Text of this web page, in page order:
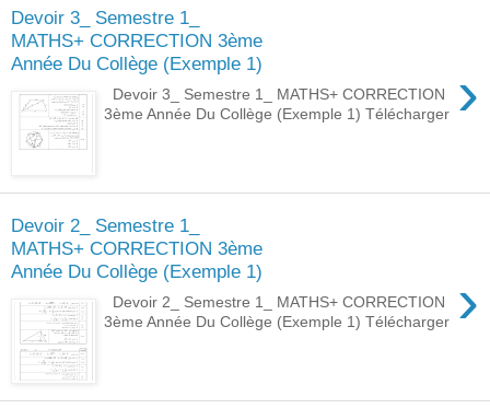
Devoir 3_ Semestre 1_
MATHS+ CORRECTION 3ème
Année Du Collège (Exemple 1)
›
Devoir 3_ Semestre 1_ MATHS+ CORRECTION
3ème Année Du Collège (Exemple 1) Télécharger
Devoir 2_ Semestre 1_
MATHS+ CORRECTION 3ème
Année Du Collège (Exemple 1)
›
Devoir 2_ Semestre 1_ MATHS+ CORRECTION
3ème Année Du Collège (Exemple 1) Télécharger